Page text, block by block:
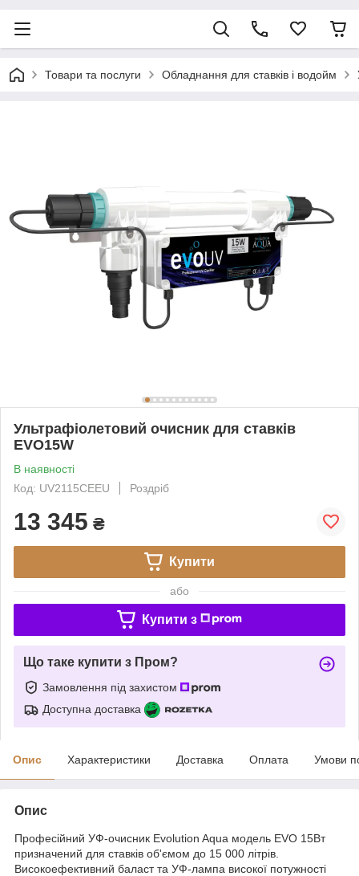
Товари та послуги Обладнання для ставків і водойм
Ультрафіолетовий очисник для ставків
EVO15W
В наявності
Код: UV2115CEEU
Роздріб
13 345 ₴
Купити
або
Купити з
Що таке купити з Пром?
Замовлення під захистом
Доступна доставка
Опис Характеристики Доставка Оплата Умови
Опис
Професійний УФ-очисник Evolution Aqua модель EVO 15Вт
призначений для ставків об'ємом до 15 000 літрів.
Високоефективний баласт та УФ-лампа високої потужності